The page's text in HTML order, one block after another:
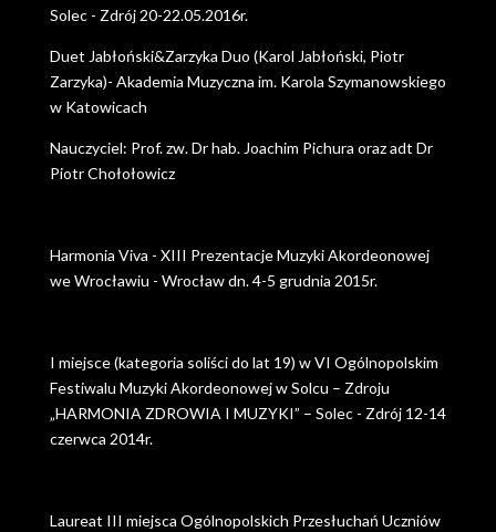
Solec - Zdrój 20-22.05.2016r.
Duet Jabłoński&Zarzyka Duo (Karol Jabłoński, Piotr
Zarzyka)- Akademia Muzyczna im. Karola Szymanowskiego
w Katowicach
Nauczyciel: Prof. zw. Dr hab. Joachim Pichura oraz adt Dr
Piotr Chołołowicz
Harmonia Viva - XIII Prezentacje Muzyki Akordeonowej
we Wrocławiu - Wrocław dn. 4-5 grudnia 2015r.
I miejsce (kategoria soliści do lat 19) w VI Ogólnopolskim
Festiwalu Muzyki Akordeonowej w Solcu – Zdroju
„HARMONIA ZDROWIA I MUZYKI” – Solec - Zdrój 12-14
czerwca 2014r.
Laureat III miejsca Ogólnopolskich Przesłuchań Uczniów